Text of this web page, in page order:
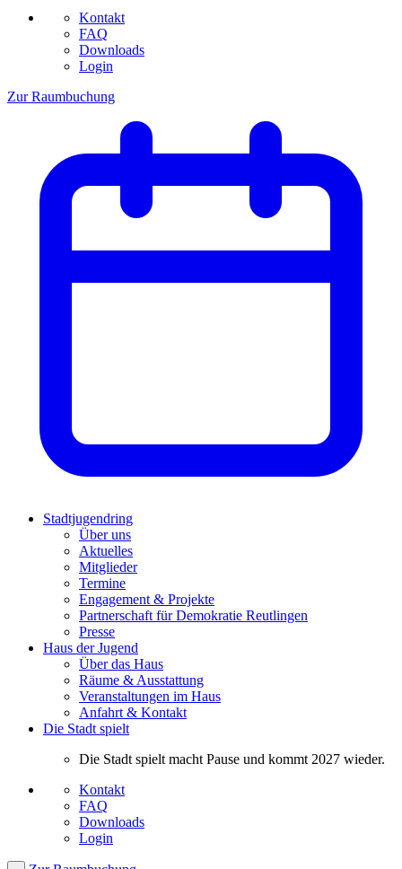
Kontakt
FAQ
Downloads
Login
Zur Raumbuchung
Stadtjugendring
Über uns
Aktuelles
Mitglieder
Termine
Engagement & Projekte
Partnerschaft für Demokratie Reutlingen
Presse
Haus der Jugend
Über das Haus
Räume & Ausstattung
Veranstaltungen im Haus
Anfahrt & Kontakt
Die Stadt spielt
Die Stadt spielt macht Pause und kommt 2027 wieder.
Kontakt
FAQ
Downloads
Login